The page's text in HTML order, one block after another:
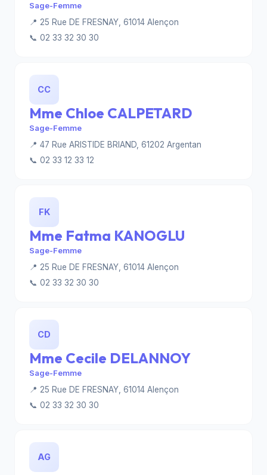
Sage-Femme
📍 25 Rue DE FRESNAY, 61014 Alençon
📞 02 33 32 30 30
CC
Mme Chloe CALPETARD
Sage-Femme
📍 47 Rue ARISTIDE BRIAND, 61202 Argentan
📞 02 33 12 33 12
FK
Mme Fatma KANOGLU
Sage-Femme
📍 25 Rue DE FRESNAY, 61014 Alençon
📞 02 33 32 30 30
CD
Mme Cecile DELANNOY
Sage-Femme
📍 25 Rue DE FRESNAY, 61014 Alençon
📞 02 33 32 30 30
AG